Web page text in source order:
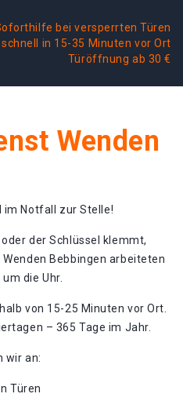
bei versperrten Türen
in 15-35 Minuten vor Ort
Türöffnung ab 30 €
Wenden
im Notfall zur Stelle!
der Schlüssel klemmt,
Bebbingen arbeiteten
die Uhr.
von 15-25 Minuten vor Ort.
– 365 Tage im Jahr.
wir an:
Türen